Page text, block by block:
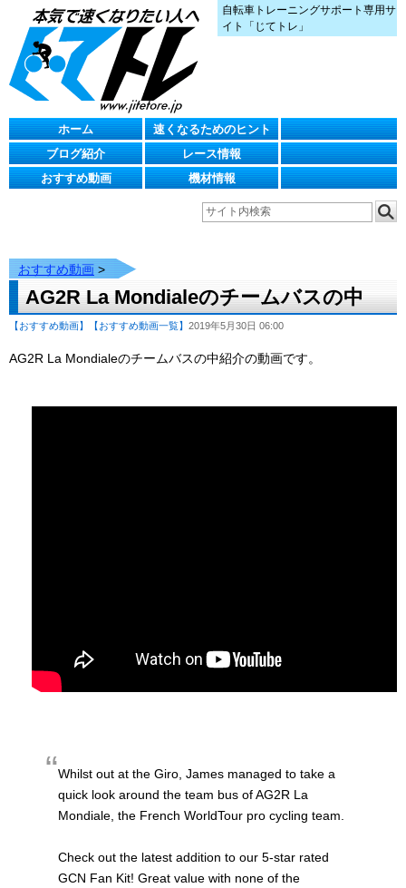
自転車トレーニングサポート専用サ
イト「じてトレ」
ホーム
速くなるためのヒント
ブログ紹介
レース情報
おすすめ動画
機材情報
おすすめ動画 >
AG2R La Mondialeのチームバスの中
【おすすめ動画】 【おすすめ動画一覧】 2019年5月30日 06:00
AG2R La Mondialeのチームバスの中紹介の動画です。
Whilst out at the Giro, James managed to take a
quick look around the team bus of AG2R La
Mondiale, the French WorldTour pro cycling team.
Check out the latest addition to our 5-star rated
GCN Fan Kit! Great value with none of the